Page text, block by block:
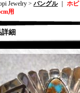
Jewelry > バングル｜ ホ
用
細